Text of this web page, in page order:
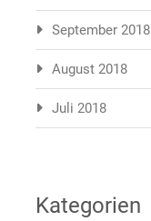
September 2018
August 2018
Juli 2018
Kategorien